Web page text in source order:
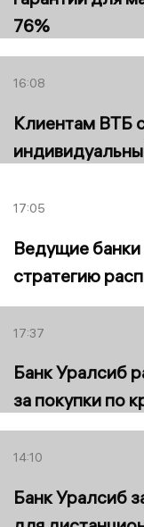
76%
16:08
Клиентам ВТБ
17:05
Ведущие
стратегию
17:37
Банк Уралсиб
за покупки по
14:10
Банк Уралсиб